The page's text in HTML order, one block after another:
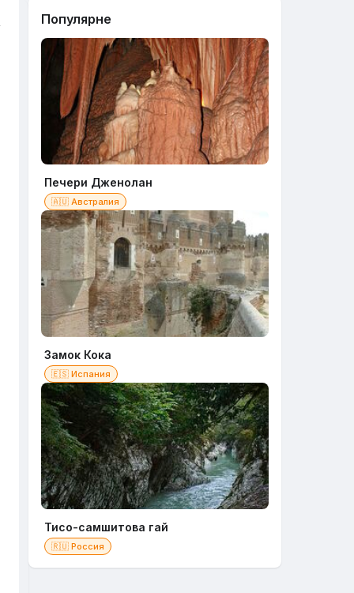
Популярне
Печери Дженолан
🇦🇺 Австралия
Замок Кока
🇪🇸 Испания
Тисо-самшитова гай
🇷🇺 Россия